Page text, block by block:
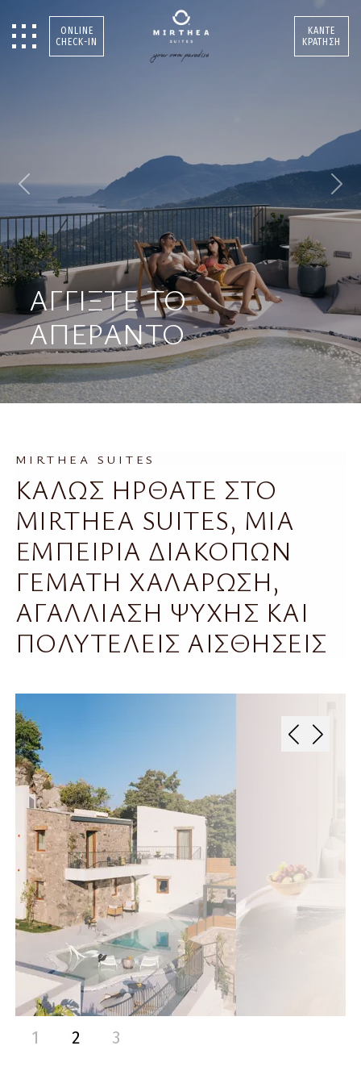
ONLINE
CHECK-IN
ΚΑΝΤΕ
ΚΡΑΤΗΣΗ
ΑΓΓΙΞΤΕ ΤΟ
ΑΠΕΡΑΝΤΟ
Previous
MIRTHEA SUITES
ΚΑΛΩΣ ΗΡΘΑΤΕ ΣΤΟ
MIRTHEA SUITES, ΜΙΑ
ΕΜΠΕΙΡΙΑ ΔΙΑΚΟΠΩΝ
ΓΕΜΑΤΗ ΧΑΛΑΡΩΣΗ,
ΑΓΑΛΛΙΑΣΗ ΨΥΧΗΣ ΚΑΙ
ΠΟΛΥΤΕΛΕΙΣ ΑΙΣΘΗΣΕΙΣ
1 2 3